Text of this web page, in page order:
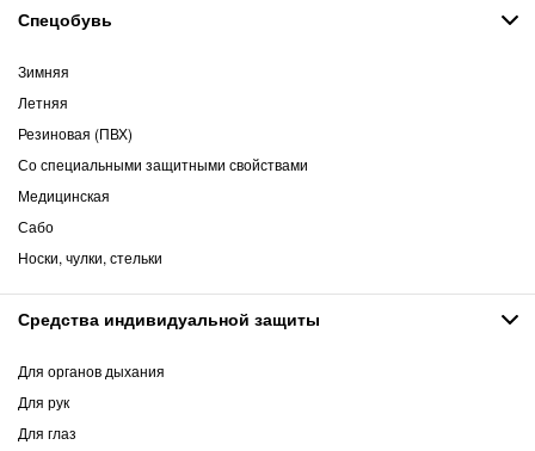
Спецобувь
Зимняя
Летняя
Резиновая (ПВХ)
Со специальными защитными свойствами
Медицинская
Сабо
Носки, чулки, стельки
Средства индивидуальной защиты
Для органов дыхания
Для рук
Для глаз